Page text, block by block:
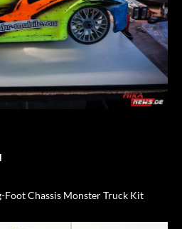
Chassis Monster Truck Kit